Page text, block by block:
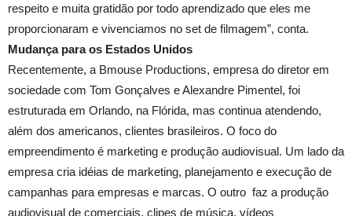
respeito e muita gratidão por todo aprendizado que eles me
proporcionaram e vivenciamos no set de filmagem”, conta.
Mudança para os Estados Unidos
Recentemente, a Bmouse Productions, empresa do diretor em
sociedade com Tom Gonçalves e Alexandre Pimentel, foi
estruturada em Orlando, na Flórida, mas continua atendendo,
além dos americanos, clientes brasileiros. O foco do
empreendimento é marketing e produção audiovisual. Um lado da
empresa cria idéias de marketing, planejamento e execução de
campanhas para empresas e marcas. O outro faz a produção
audiovisual de comerciais, clipes de música, vídeos